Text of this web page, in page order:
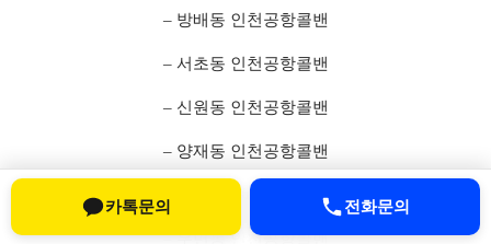
– 방배동 인천공항콜밴
– 서초동 인천공항콜밴
– 신원동 인천공항콜밴
– 양재동 인천공항콜밴
– 염곡동 인천공항콜밴
– 우면동 인천공항콜밴
카톡문의 전화문의